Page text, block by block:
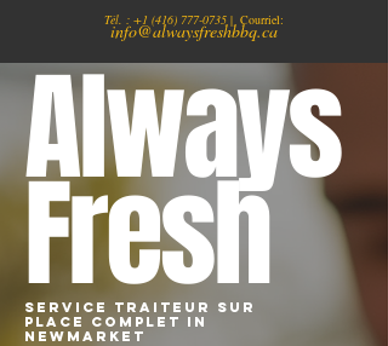
Tél. : +1 (416) 777-0735 | Courriel:
info@alwaysfreshbbq.ca
Always
Fresh
Service traiteur sur
place complet in
Newmarket